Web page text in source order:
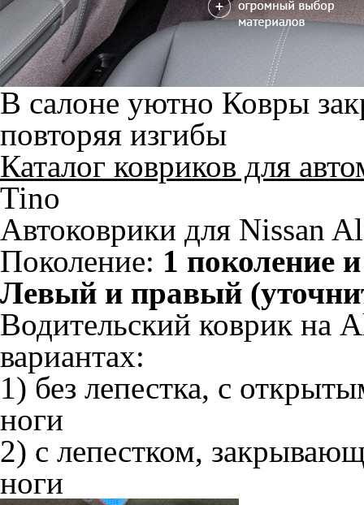
В салоне уютно Ковры
повторяя изгибы
Каталог ковриков для
Tino
Автоковрики для Nissan
Поколение: 1 поколение
Левый и правый
Водительский коврик на
вариантах:
1) без лепестка, с
ноги
2) с лепестком,
ноги